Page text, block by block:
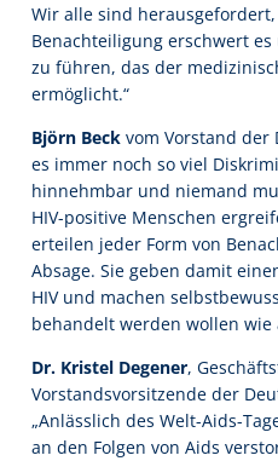
Wir alle sind
Benachteiligung erschwert
zu führen, das der
ermöglicht.“
Björn Beck vom Vorstand der
es immer noch so viel
hinnehmbar und niemand
HIV-positive Menschen
erteilen jeder Form von
Absage. Sie geben damit
HIV und machen
behandelt werden wollen wie
Dr. Kristel Degener,
Vorstandsvorsitzende der
„Anlässlich des Welt-Aids-
an den Folgen von Aids